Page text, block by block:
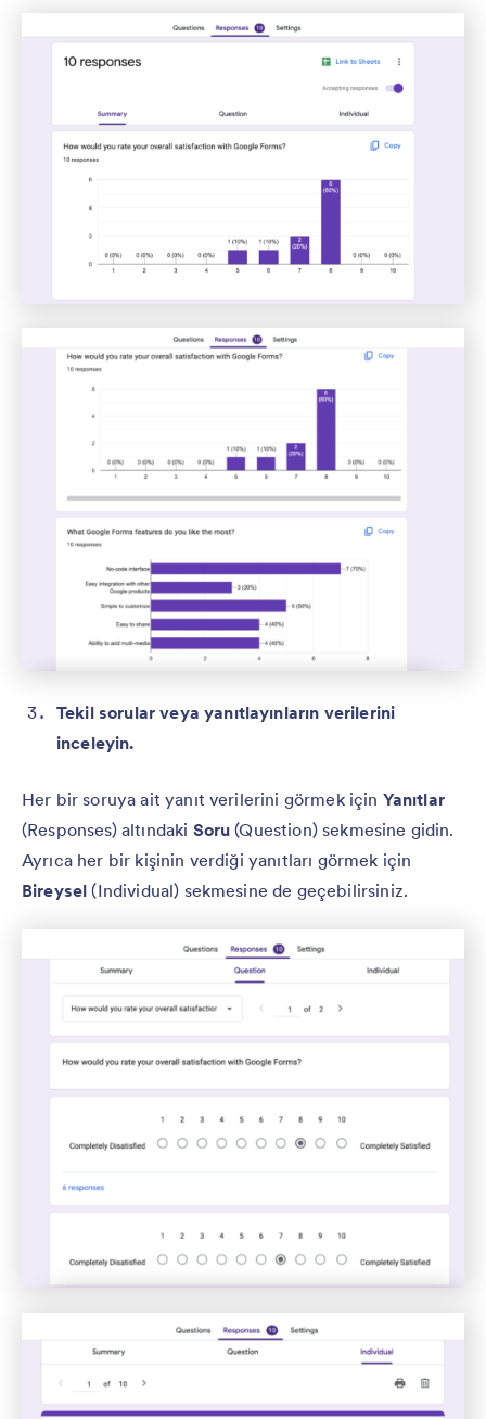
Tekil sorular veya yanıtlayınların verilerini
inceleyin.
Her bir soruya ait yanıt verilerini görmek için Yanıtlar
(Responses) altındaki Soru (Question) sekmesine gidin.
Ayrıca her bir kişinin verdiği yanıtları görmek için
Bireysel (Individual) sekmesine de geçebilirsiniz.